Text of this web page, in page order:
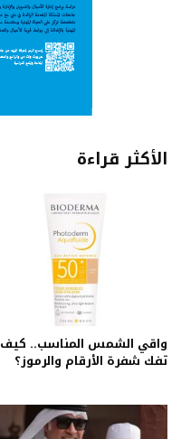
الأكثر قراءة
واقي الشمس المناسب.. كيف
تفك شفرة الأرقام والرموز؟